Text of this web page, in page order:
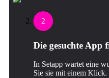
2
Die gesuchte App
In Setapp wartet eine
Sie sie mit einem Klick.